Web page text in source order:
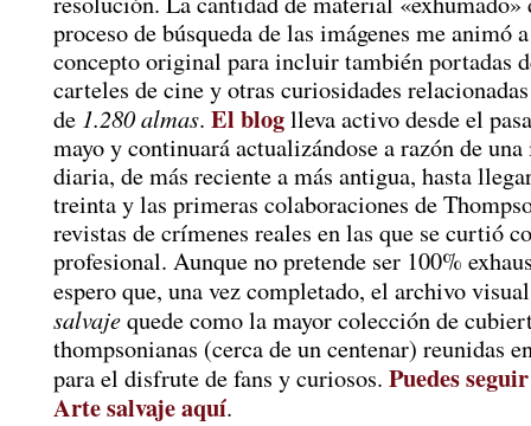
proceso de búsqueda de las imágenes me animó
concepto original para incluir también portadas
carteles de cine y otras curiosidades
de 1.280 almas. El bloglleva activo desde el
mayo y continuará actualizándose a razón de una
diaria, de más reciente a más antigua, hasta
treinta y las primeras colaboraciones de
revistas de crímenes reales en las que se curtió
profesional. Aunque no pretende ser 100%
espero que, una vez completado, el archivo
salvajequede como la mayor colección de
thompsonianas (cerca de un centenar) reunidas
para el disfrute de fans y curiosos. Puedes
Arte salvaje aquí.